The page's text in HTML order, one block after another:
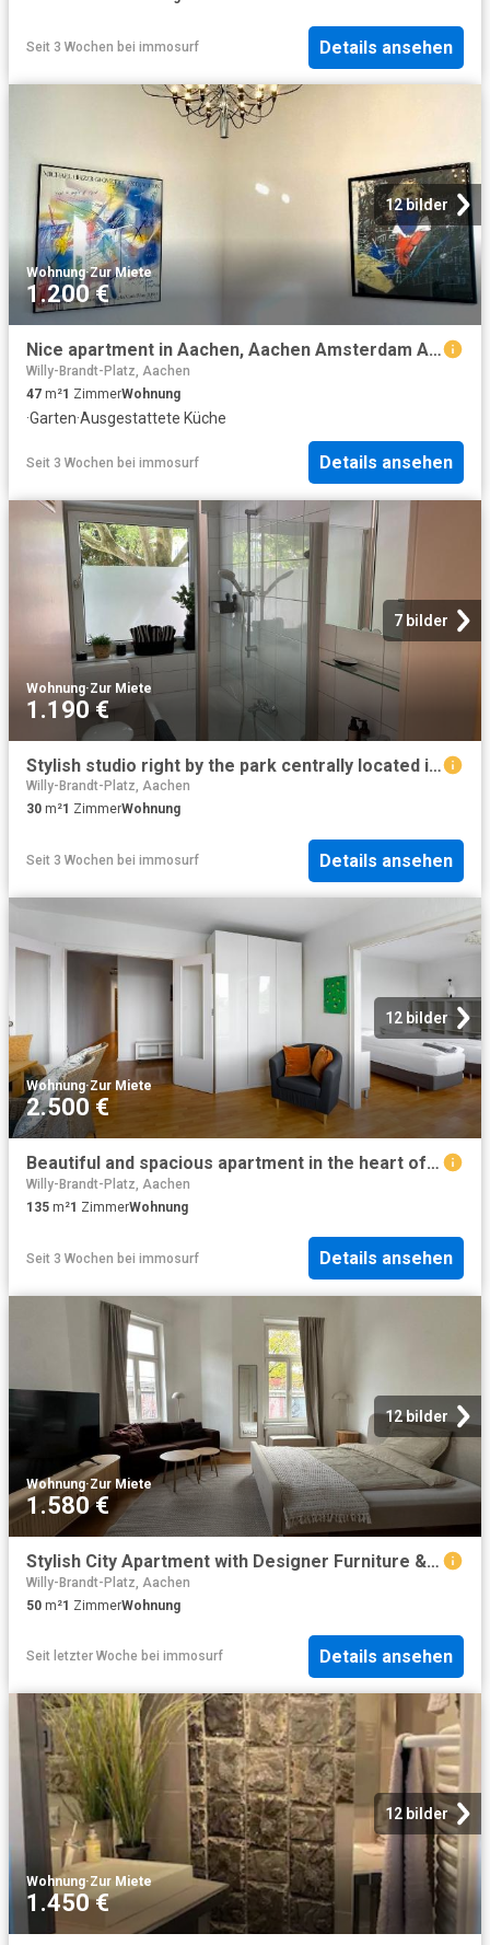
Seit 3 Wochen bei immosurf Details ansehen
12 bilder
Wohnung·Zur Miete
1.200 €
Nice apartment in Aachen, Aachen Amsterdam Apartments for Rent
Willy-Brandt-Platz, Aachen
47 m²1 ZimmerWohnung
·Garten·Ausgestattete Küche
Seit 3 Wochen bei immosurf Details ansehen
7 bilder
Wohnung·Zur Miete
1.190 €
Stylish studio right by the park centrally located in Aachen Burtscheid, Aachen Amsterdam Apartments for Rent
Willy-Brandt-Platz, Aachen
30 m²1 ZimmerWohnung
Seit 3 Wochen bei immosurf Details ansehen
12 bilder
Wohnung·Zur Miete
2.500 €
Beautiful and spacious apartment in the heart of Aachen, Aachen Amsterdam Apartments for Rent
Willy-Brandt-Platz, Aachen
135 m²1 ZimmerWohnung
Seit 3 Wochen bei immosurf Details ansehen
12 bilder
Wohnung·Zur Miete
1.580 €
Stylish City Apartment with Designer Furniture & High Ceilings – Near City Center, Aachen Amsterdam Apartments for Rent
Willy-Brandt-Platz, Aachen
50 m²1 ZimmerWohnung
Seit letzter Woche bei immosurf Details ansehen
12 bilder
Wohnung·Zur Miete
1.450 €